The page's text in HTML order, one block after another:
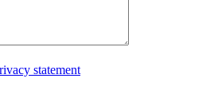
statement